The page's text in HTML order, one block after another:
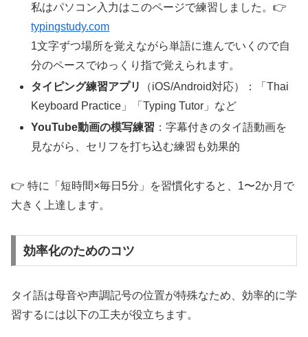
私はパソコン入力はこのページで練習しました。👉
typingstudy.com
1文字ずつ場所を覚えながら単語に進んでいくので自
分のペースでゆっくり指で覚えられます。
タイピング練習アプリ
（iOS/Android対応）：「Thai
Keyboard Practice」「Typing Tutor」など
YouTube動画の模写練習 ：字幕付きのタイ語動画を
見ながら、セリフを打ち込む練習も効果的
👉 特に「短時間×毎日5分」を習慣化すると、1〜2か月で
大きく上達します。
効率化のためのコツ
タイ語は母音や声調記号の位置が特殊なため、効率的に学
習するには以下の工夫が役立ちます。